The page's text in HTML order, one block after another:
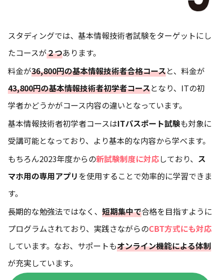
スタディングでは、基本情報技術者試験をターゲットにし
たコースが２つあります。
料金が36,800円の基本情報技術者合格コースと、料金が
43,800円の基本情報技術者初学者コースとなり、ITの初
学者かどうかがコース内容の違いとなっています。
基本情報技術者初学者コースはITパスポート試験も対象に
受講可能となっており、より基本的な内容から学べます。
もちろん2023年度からの新試験制度に対応しており、 ス
マホ用の専用アプリを使用することで効率的に学習できま
す。
長期的な勉強法ではなく、 短期集中で合格を目指すように
プログラムされており、実践さながらのCBT方式にも対応
しています。なお、サポートもオンライン機能による体制
が充実しています。